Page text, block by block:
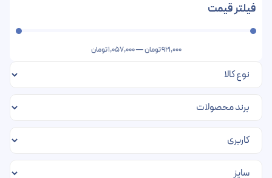
فیلتر قیمت
921,000تومان—
1,057,000تومان